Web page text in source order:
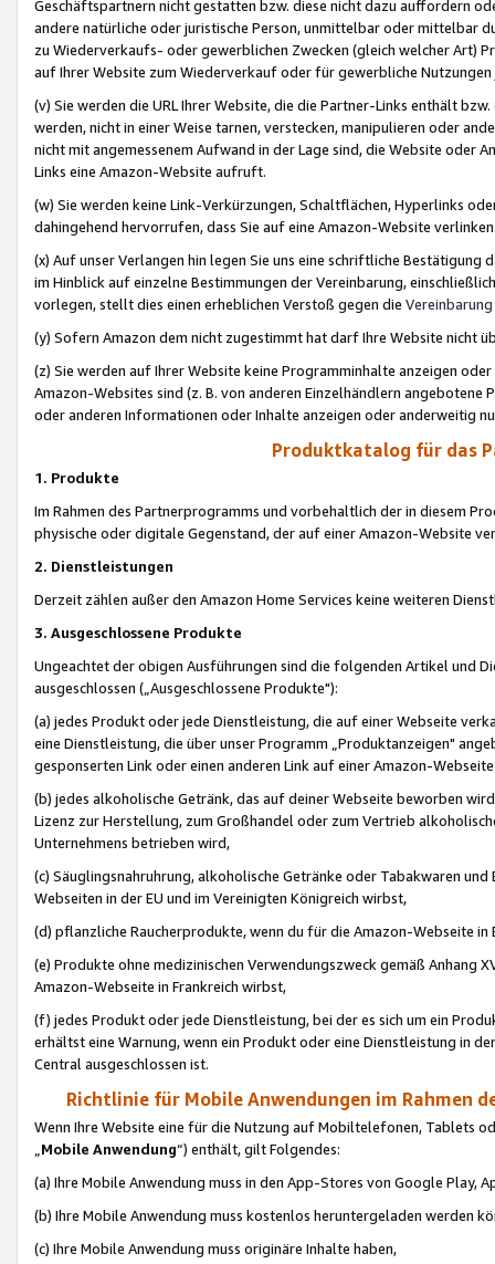
Geschäftspartnern nicht gestatten bzw. diese nicht dazu auffordern
andere natürliche oder juristische Person, unmittelbar oder mittelbar
zu Wiederverkaufs- oder gewerblichen Zwecken (gleich welcher Art)
auf Ihrer Website zum Wiederverkauf oder für gewerbliche
(v) Sie werden die URL Ihrer Website, die die Partner-Links enthält
werden, nicht in einer Weise tarnen, verstecken, manipulieren oder
nicht mit angemessenem Aufwand in der Lage sind, die Website oder
Links eine Amazon-Website aufruft.
(w) Sie werden keine Link-Verkürzungen, Schaltflächen, Hyperlinks
dahingehend hervorrufen, dass Sie auf eine Amazon-Website
(x) Auf unser Verlangen hin legen Sie uns eine schriftliche
im Hinblick auf einzelne Bestimmungen der Vereinbarung,
vorlegen, stellt dies einen erheblichen Verstoß gegen die Vereinbarung
(y) Sofern Amazon dem nicht zugestimmt hat darf Ihre Website nicht
(z) Sie werden auf Ihrer Website keine Programminhalte anzeigen
Amazon-Websites sind (z. B. von anderen Einzelhändlern
oder anderen Informationen oder Inhalte anzeigen oder anderweitig
Produktkatalog für das
1. Produkte
Im Rahmen des Partnerprogramms und vorbehaltlich der in diesem
physische oder digitale Gegenstand, der auf einer Amazon-Website
2. Dienstleistungen
Derzeit zählen außer den Amazon Home Services keine weiteren
3. Ausgeschlossene Produkte
Ungeachtet der obigen Ausführungen sind die folgenden Artikel und
ausgeschlossen („Ausgeschlossene Produkte"):
(a) jedes Produkt oder jede Dienstleistung, die auf einer Webseite
eine Dienstleistung, die über unser Programm „Produktanzeigen"
gesponserten Link oder einen anderen Link auf einer Amazon-
(b) jedes alkoholische Getränk, das auf deiner Webseite beworben
Lizenz zur Herstellung, zum Großhandel oder zum Vertrieb
Unternehmens betrieben wird,
(c) Säuglingsnahruhrung, alkoholische Getränke oder Tabakwaren
Webseiten in der EU und im Vereinigten Königreich wirbst,
(d) pflanzliche Raucherprodukte, wenn du für die Amazon-Webseite in
(e) Produkte ohne medizinischen Verwendungszweck gemäß Anhang
Amazon-Webseite in Frankreich wirbst,
(f) jedes Produkt oder jede Dienstleistung, bei der es sich um ein
erhältst eine Warnung, wenn ein Produkt oder eine Dienstleistung in
Central ausgeschlossen ist.
Richtlinie für Mobile Anwendungen im Rahmen
Wenn Ihre Website eine für die Nutzung auf Mobiltelefonen, Tablets
„Mobile Anwendung“) enthält, gilt Folgendes:
(a) Ihre Mobile Anwendung muss in den App-Stores von Google Play,
(b) Ihre Mobile Anwendung muss kostenlos heruntergeladen werden
(c) Ihre Mobile Anwendung muss originäre Inhalte haben,